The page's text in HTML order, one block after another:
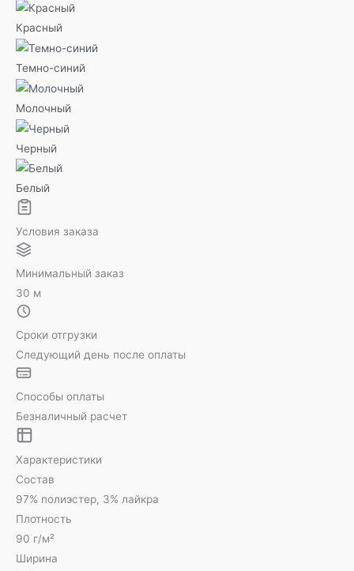
Красный
Темно-синий
Молочный
Черный
Белый
Условия заказа
Минимальный заказ
30 м
Сроки отгрузки
Следующий день после оплаты
Способы оплаты
Безналичный расчет
Характеристики
Состав
97% полиэстер, 3% лайкра
Плотность
90 г/м²
Ширина